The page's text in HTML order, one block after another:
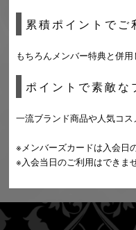
累積ポイントでご
もちろんメンバー特典と併用
ポイントで素敵な
一流ブランド商品や人気コ
※メンバーズカードは入会日
※入会当日のご利用はできま